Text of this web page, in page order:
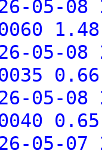
05-08
05-08
05-08
05-07